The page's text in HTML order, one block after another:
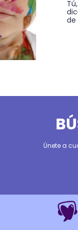
de
Únete a